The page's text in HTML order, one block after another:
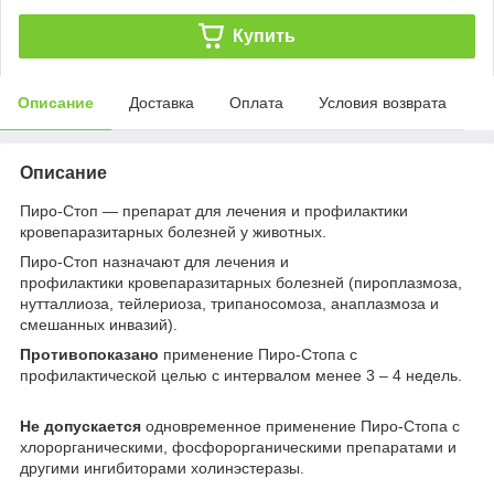
Купить
Описание Доставка Оплата Условия возврата
Описание
Пиро-Стоп — препарат для лечения и профилактики
кровепаразитарных болезней у животных.
Пиро-Стоп назначают для лечения и
профилактики кровепаразитарных болезней (пироплазмоза,
нутталлиоза, тейлериоза, трипаносомоза, анаплазмоза и
смешанных инвазий).
Противопоказано применение Пиро-Стопа с
профилактической целью с интервалом менее 3 – 4 недель.
Не допускается одновременное применение Пиро-Стопа с
хлорорганическими, фосфорорганическими препаратами и
другими ингибиторами холинэстеразы.